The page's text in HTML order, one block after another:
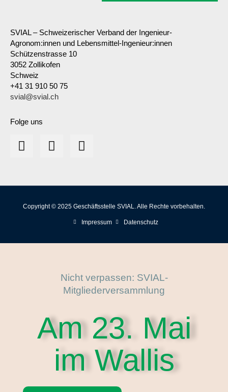
SVIAL – Schweizerischer Verband der Ingenieur-
Agronom:innen und Lebensmittel-Ingenieur:innen
Schützenstrasse 10
3052 Zollikofen
Schweiz
+41 31 910 50 75
svial@svial.ch
Folge uns
Copyright © 2025 Geschäftsstelle SVIAL. Alle Rechte vorbehalten.
Impressum Datenschutz
Nicht verpassen: SVIAL-
Mitgliederversammlung
Am 23. Mai
im Wallis